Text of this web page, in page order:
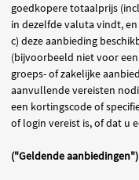
goedkopere totaalprijs
in dezelfde valuta vindt, en
c) deze aanbieding
(bijvoorbeeld niet voor
groeps- of zakelijke
aanvullende vereisten
een kortingscode of
of login vereist is, of dat u
("Geldende aanbiedingen")